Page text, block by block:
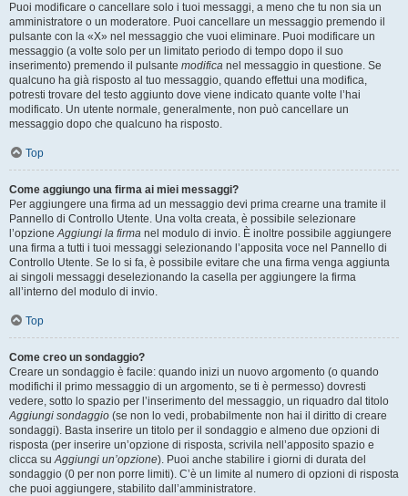
Puoi modificare o cancellare solo i tuoi messaggi, a meno che tu non sia un
amministratore o un moderatore. Puoi cancellare un messaggio premendo il
pulsante con la «X» nel messaggio che vuoi eliminare. Puoi modificare un
messaggio (a volte solo per un limitato periodo di tempo dopo il suo
inserimento) premendo il pulsante modifica nel messaggio in questione. Se
qualcuno ha già risposto al tuo messaggio, quando effettui una modifica,
potresti trovare del testo aggiunto dove viene indicato quante volte l’hai
modificato. Un utente normale, generalmente, non può cancellare un
messaggio dopo che qualcuno ha risposto.
Top
Come aggiungo una firma ai miei messaggi?
Per aggiungere una firma ad un messaggio devi prima crearne una tramite il
Pannello di Controllo Utente. Una volta creata, è possibile selezionare
l’opzioneAggiungi la firma nel modulo di invio. È inoltre possibile aggiungere
una firma a tutti i tuoi messaggi selezionando l’apposita voce nel Pannello di
Controllo Utente. Se lo si fa, è possibile evitare che una firma venga aggiunta
ai singoli messaggi deselezionando la casella per aggiungere la firma
all’interno del modulo di invio.
Top
Come creo un sondaggio?
Creare un sondaggio è facile: quando inizi un nuovo argomento (o quando
modifichi il primo messaggio di un argomento, se ti è permesso) dovresti
vedere, sotto lo spazio per l’inserimento del messaggio, un riquadro dal titolo
Aggiungi sondaggio (se non lo vedi, probabilmente non hai il diritto di creare
sondaggi). Basta inserire un titolo per il sondaggio e almeno due opzioni di
risposta (per inserire un’opzione di risposta, scrivila nell’apposito spazio e
clicca suAggiungi un’opzione). Puoi anche stabilire i giorni di durata del
sondaggio (0 per non porre limiti). C’è un limite al numero di opzioni di risposta
che puoi aggiungere, stabilito dall’amministratore.